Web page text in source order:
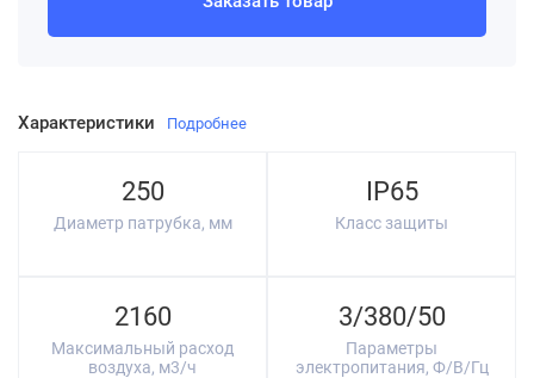
Характеристики Подробнее
250
Диаметр патрубка, мм
IP65
Класс защиты
2160
Максимальный расход
воздуха, м3/ч
3/380/50
Параметры
электропитания, Ф/В/Гц